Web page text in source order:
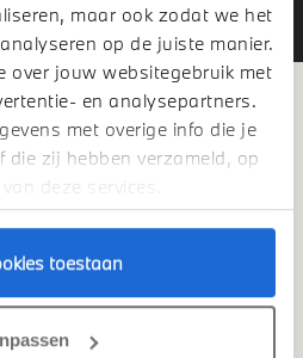
maar ook zodat we het
op de juiste manier.
over jouw websitegebruik met
en analysepartners.
met overige info die je
die zij hebben verzameld, op
deze services.
toestaan
onderstaand formulier
in de Oostland BMW
aantal aanmeldingen
graag de mogelijkheid zich aan